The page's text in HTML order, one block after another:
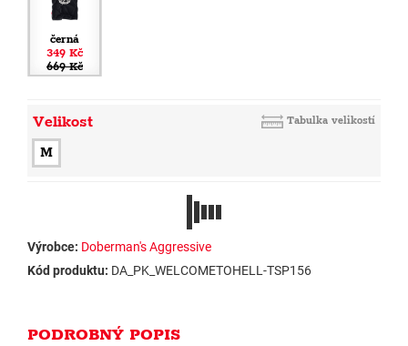
černá
349 Kč
669 Kč
Velikost Tabulka velikostí
M
Výrobce: Doberman's Aggressive
Kód produktu: DA_PK_WELCOMETOHELL-TSP156
PODROBNÝ POPIS